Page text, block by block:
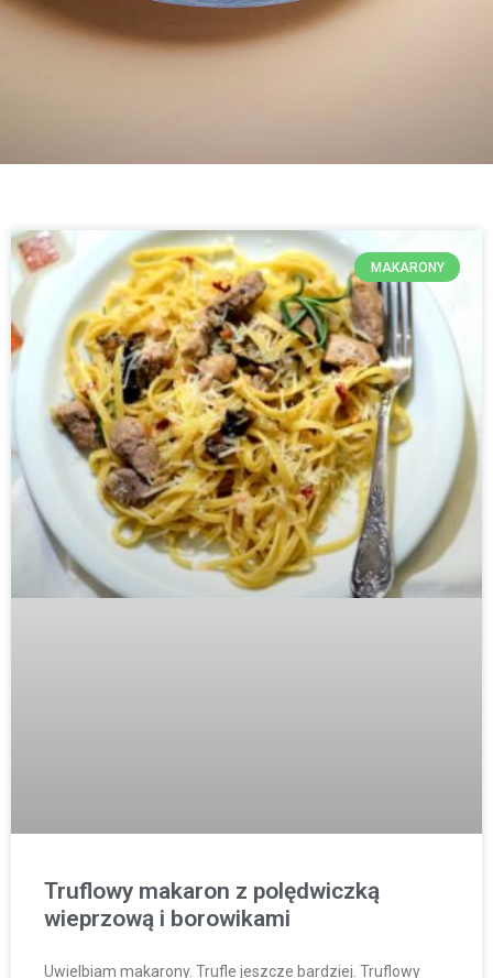
MAKARONY
Truflowy makaron z polędwiczką
wieprzową i borowikami
Uwielbiam makarony. Trufle jeszcze bardziej. Truflowy